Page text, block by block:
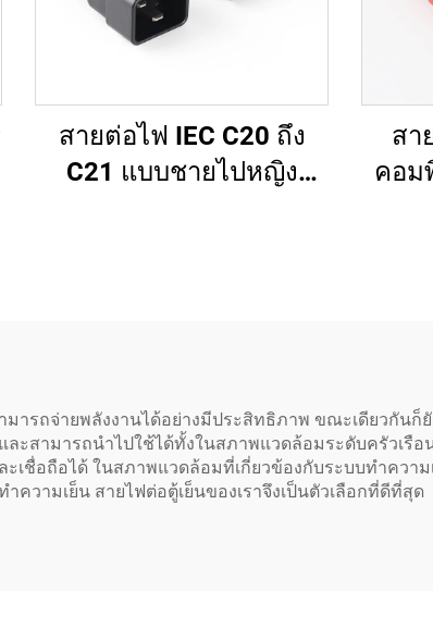
สายต่อไฟ IEC C20 ถึง
C21 แบบชายไปหญิง
สา
คอม
มารถจ่ายพลังงานได้อย่างมีประสิทธิภาพ ขณะเดียวกั
ะสามารถนำไปใช้ได้ทั้งในสภาพแวดล้อมระดับครัวเ
เชื่อถือได้ ในสภาพแวดล้อมที่เกี่ยวข้องกับระบบทำความ
วามเย็น สายไฟต่อตู้เย็นของเราจึงเป็นตัวเลือกที่ดีที่สุด